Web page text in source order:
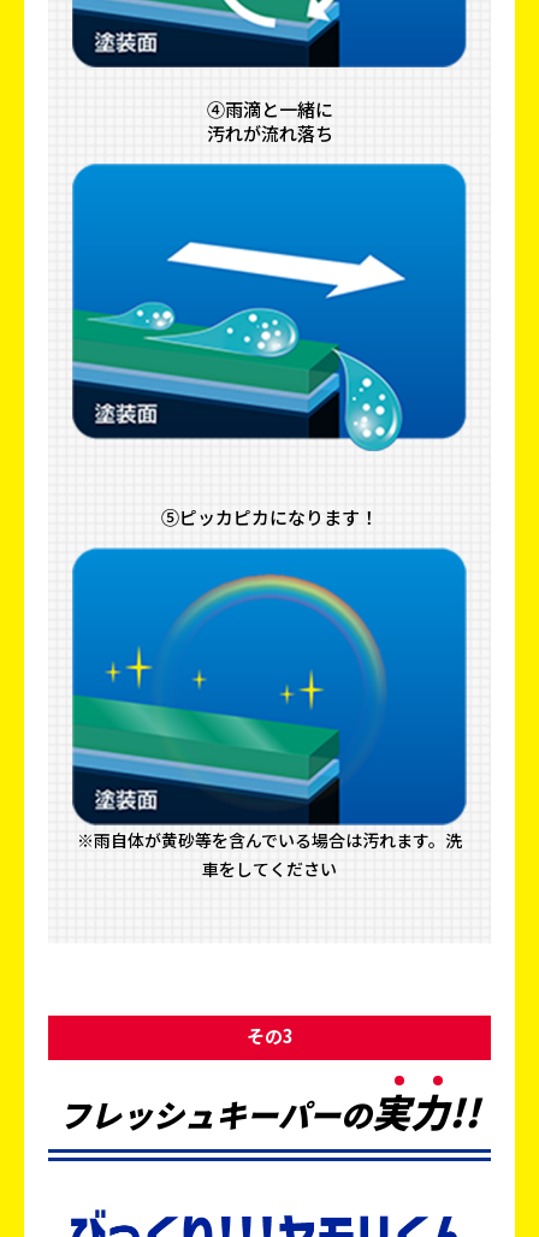
④雨滴と一緒に
汚れが流れ落ち
⑤ピッカピカになります！
※雨自体が黄砂等を含んでいる場合は汚れます。洗
車をしてください
その3
フレッシュキーパーの実力!!